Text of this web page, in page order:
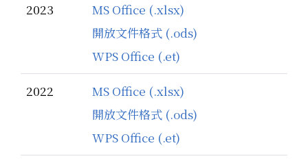
2023
MS Office (.xlsx)
開放文件格式 (.ods)
WPS Office (.et)
2022
MS Office (.xlsx)
開放文件格式 (.ods)
WPS Office (.et)